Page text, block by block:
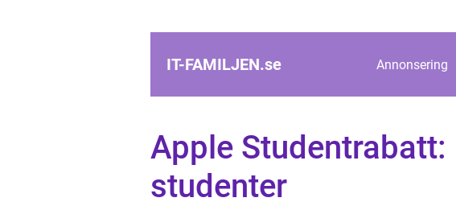
IT-FAMILJEN.se Annonsering
Apple
studenter